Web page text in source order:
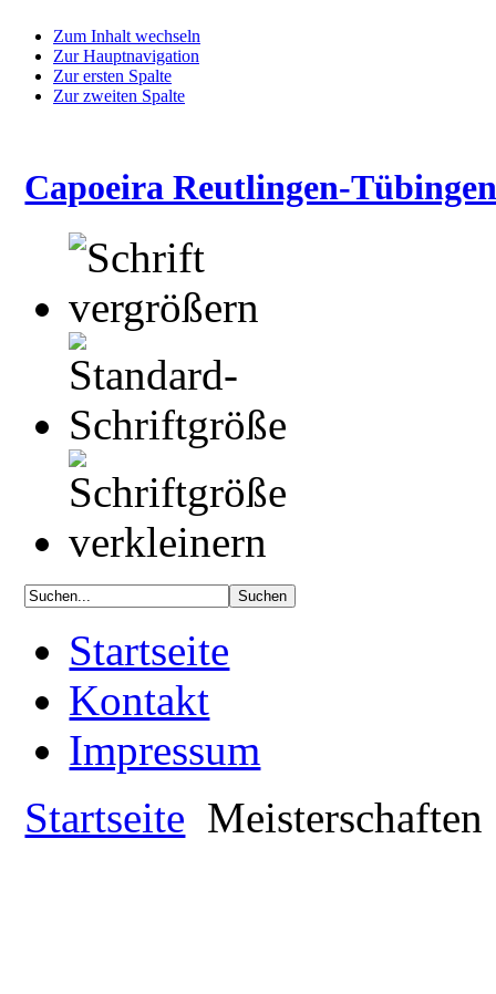
Zum Inhalt wechseln
Zur Hauptnavigation
Zur ersten Spalte
Zur zweiten Spalte
Capoeira Reutlingen-
Startseite
Kontakt
Impressum
Startseite Meisterschaften